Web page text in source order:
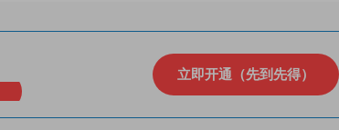
立即开通（先到先得）